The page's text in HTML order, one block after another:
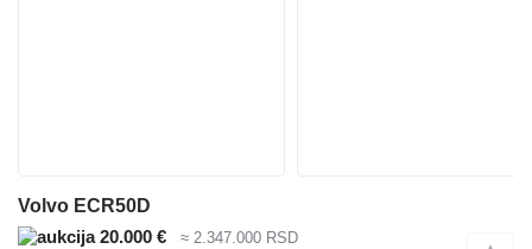
Volvo ECR50D
20.000 €
≈ 2.347.000 RSD